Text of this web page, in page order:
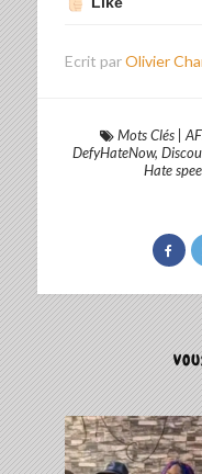
Ecrit parOlivier
Mots Clés |
DefyHateNow,
Hate